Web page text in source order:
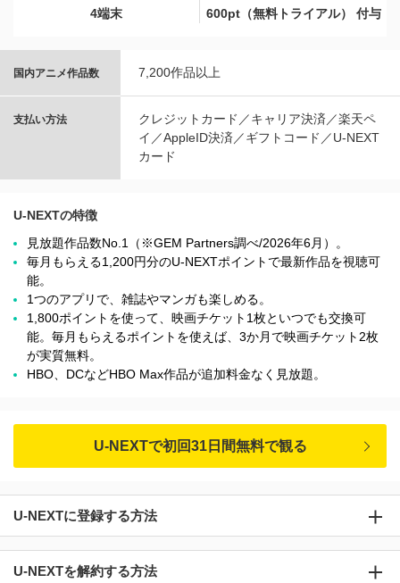
4端末 600pt（無料トライアル） 付与
国内アニメ作品数 7,200作品以上
支払い方法
クレジットカード／キャリア決済／楽天ペ
イ／AppleID決済／ギフトコード／U-NEXT
カード
U-NEXTの特徴
見放題作品数No.1（※GEM Partners調べ/2026年6⽉）。
毎月もらえる1,200円分のU-NEXTポイントで最新作品を視聴可
能。
1つのアプリで、雑誌やマンガも楽しめる。
1,800ポイントを使って、映画チケット1枚といつでも交換可
能。毎月もらえるポイントを使えば、3か月で映画チケット2枚
が実質無料。
HBO、DCなどHBO Max作品が追加料金なく見放題。
U-NEXTで初回31日間無料で観る
U-NEXTに登録する方法
U-NEXTを解約する方法